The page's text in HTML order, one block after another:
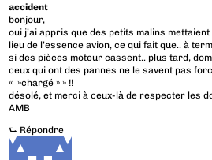
accident
bonjour,
oui j’ai appris que des petits malins
lieu de l’essence avion, ce qui fait que.. à
si des pièces moteur cassent.. plus tard,
ceux qui ont des pannes ne le savent pas
« »chargé » » !!
désolé, et merci à ceux-là de respecter les
AMB
⮑ Répondre